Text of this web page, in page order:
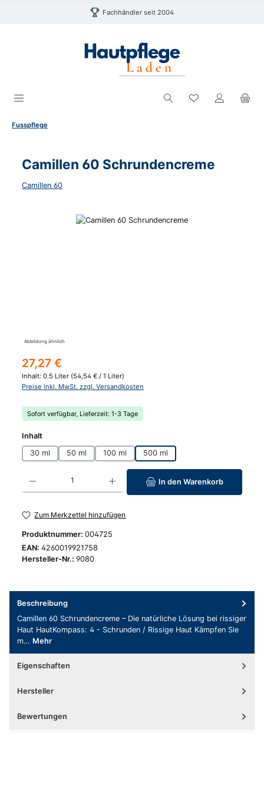
Zum Hauptinhalt springen Fachhändler seit 2004
Du hast 0
Fusspflege
Camillen 60 Schrundencreme
Camillen 60
Bildergalerie überspringen
Abbildung ähnlich
Regulärer Preis:
27,27 €
Inhalt: 0.5 Liter (54,54 € / 1 Liter)
Preise inkl. MwSt. zzgl. Versandkosten
Sofort verfügbar, Lieferzeit: 1-3 Tage
Inhaltauswählen
30 ml
50 ml 100 ml 500 ml
Produkt Anzahl: Gib den gewünschten Wert ein oder benutze die
In den Warenkorb
Zum Merkzettel hinzufügen
Produktnummer: 004725
EAN: 4260019921758
Hersteller-Nr.: 9080
Beschreibung
Camillen 60 Schrundencreme – Die natürliche Lösung bei rissiger
Haut HautKompass: 4 - Schrunden / Rissige Haut Kämpfen Sie
m… Mehr
Eigenschaften
Hersteller
Bewertungen